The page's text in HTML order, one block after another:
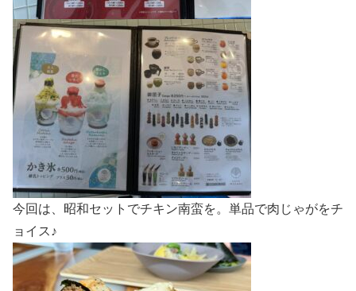
今回は、昭和セットでチキン南蛮を。単品で肉じゃがをチ
ョイス♪